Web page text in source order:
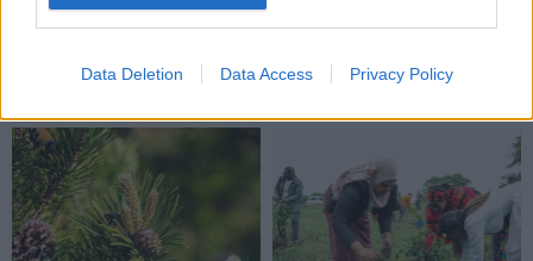
Data Deletion Data Access Privacy Policy
NAUJI